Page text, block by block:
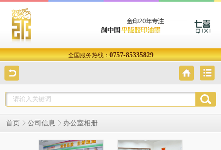
全国服务热线：0757-85335829
首页 公司信息 办公室相册